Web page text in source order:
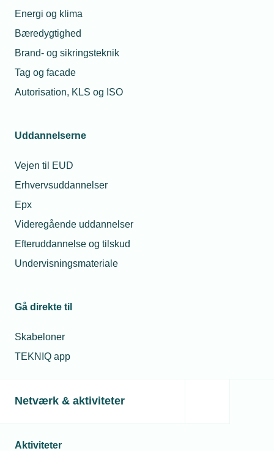
Energi og klima
Bæredygtighed
Brand- og sikringsteknik
Tag og facade
Autorisation, KLS og ISO
Uddannelserne
Vejen til EUD
Erhvervsuddannelser
Epx
Videregående uddannelser
Efteruddannelse og tilskud
Undervisningsmateriale
Gå direkte til
Skabeloner
TEKNIQ app
Netværk & aktiviteter
Aktiviteter